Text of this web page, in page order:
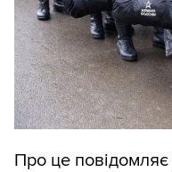
Про це повідомляє